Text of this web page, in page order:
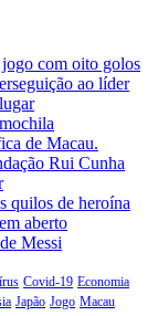
com oito golos
ao líder
de Macau.
Rui Cunha
quilos de heroína
aberto
Messi
Covid-19 Economia
Japão Jogo Macau